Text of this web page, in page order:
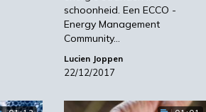
schoonheid. Een ECCO -
Energy Management
Community…
Lucien Joppen
22/12/2017